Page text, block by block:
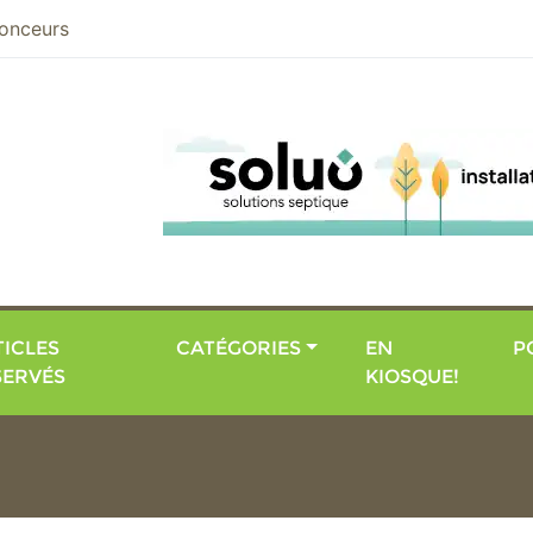
CATÉGORIES
EN
KIOSQUE!